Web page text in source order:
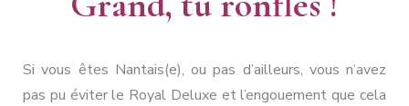
Si vous êtes Nantais(e), ou pas d’ailleurs, vous n’avez
pas pu éviter le Royal Deluxe et l’engouement que cela